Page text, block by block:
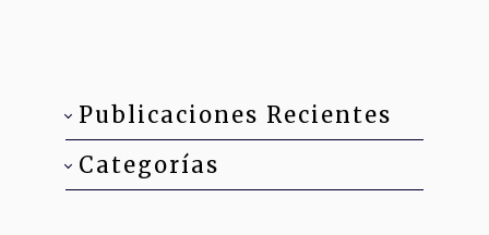
Publicaciones Recientes
Categorías